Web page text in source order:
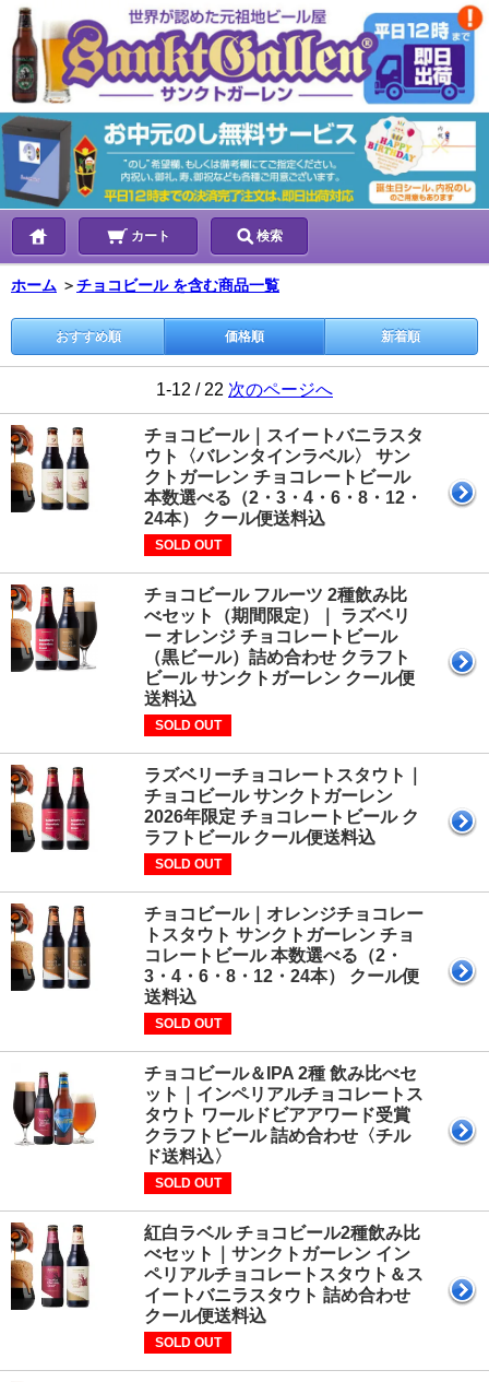
カート 検索
ホーム ＞チョコビール を含む商品一覧
おすすめ順 価格順 新着順
1-12 / 22 次のページへ
チョコビール｜スイートバニラスタ
ウト〈バレンタインラベル〉 サン
クトガーレン チョコレートビール
本数選べる（2・3・4・6・8・12・
24本） クール便送料込
SOLD OUT
チョコビール フルーツ 2種飲み比
べセット（期間限定）｜ ラズベリ
ー オレンジ チョコレートビール
（黒ビール）詰め合わせ クラフト
ビール サンクトガーレン クール便
送料込
SOLD OUT
ラズベリーチョコレートスタウト｜
チョコビール サンクトガーレン
2026年限定 チョコレートビール ク
ラフトビール クール便送料込
SOLD OUT
チョコビール｜オレンジチョコレー
トスタウト サンクトガーレン チョ
コレートビール 本数選べる（2・
3・4・6・8・12・24本） クール便
送料込
SOLD OUT
チョコビール＆IPA 2種 飲み比べセ
ット｜インペリアルチョコレートス
タウト ワールドビアアワード受賞
クラフトビール 詰め合わせ〈チル
ド送料込〉
SOLD OUT
紅白ラベル チョコビール2種飲み比
べセット｜サンクトガーレン イン
ペリアルチョコレートスタウト＆ス
イートバニラスタウト 詰め合わせ
クール便送料込
SOLD OUT